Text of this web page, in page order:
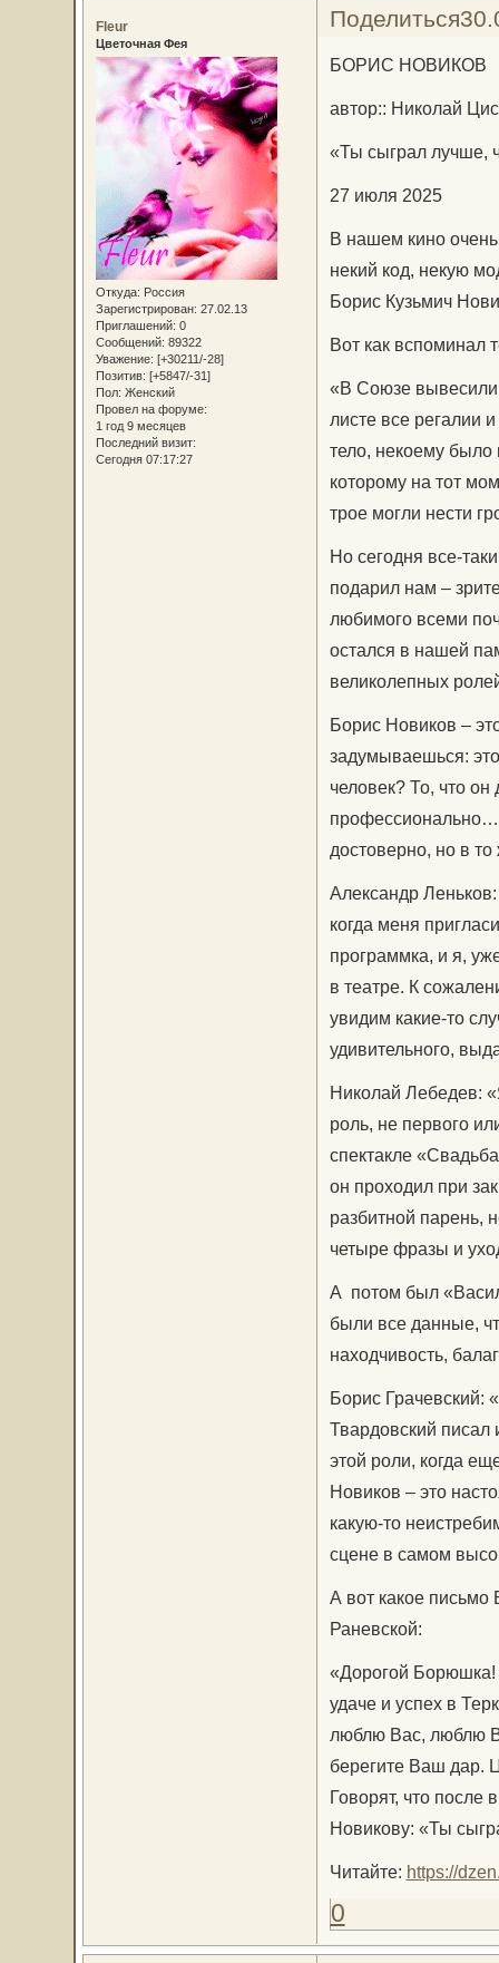
Поделиться
Fleur
Цветочная Фея
Откуда: Россия
Зарегистрирован: 27.02.13
Приглашений: 0
Сообщений: 89322
Уважение: [+30211/-28]
Позитив: [+5847/-31]
Пол: Женский
Провел на форуме:
1 год 9 месяцев
Последний визит:
Сегодня 07:17:27
БОРИС НОВИКОВ
автор:: Николай
«Ты сыграл лучше,
27 июля 2025
В нашем кино
некий код, некую
Борис Кузьмич
Вот как вспоминал
«В Союзе вывесили
листе все регалии
тело, некоему было
которому на тот
трое могли нести
Но сегодня все-
подарил нам –
любимого всеми
остался в нашей
великолепных
Борис Новиков –
задумываешься:
человек? То, что
профессионально…
достоверно, но в
Александр
когда меня
программка, и я,
в театре. К
увидим какие-то
удивительного,
Николай Лебедев:
роль, не первого
спектакле
он проходил при
разбитной парень,
четыре фразы и
А потом был
были все данные,
находчивость,
Борис
Твардовский писал
этой роли, когда
Новиков – это
какую-то
сцене в самом
А вот какое письмо
Раневской:
«Дорогой Борюшка!
удаче и успех в
люблю Вас, люблю
берегите Ваш дар.
Говорят, что после
Новикову: «Ты
Читайте: https://
0